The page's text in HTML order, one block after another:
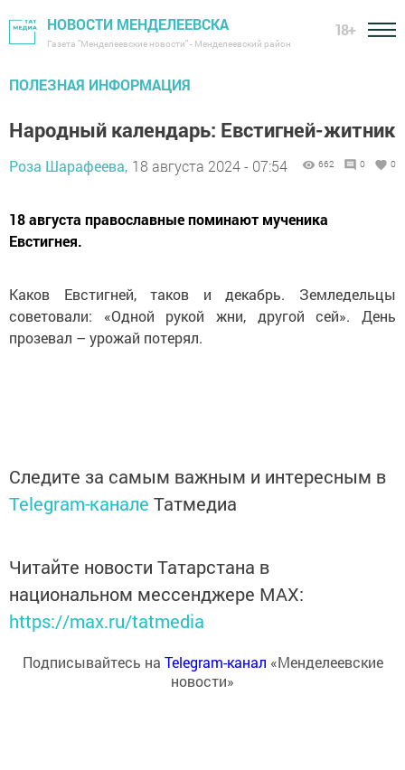
НОВОСТИ МЕНДЕЛЕЕВСКА
Газета "Менделеевские новости" - Менделеевский район
18+
ПОЛЕЗНАЯ ИНФОРМАЦИЯ
Народный календарь: Евстигней-житник
Роза Шарафеева, 18 августа 2024 - 07:54 662 0 0
18 августа православные поминают мученика
Евстигнея.
Каков Евстигней, таков и декабрь. Земледельцы
советовали: «Одной рукой жни, другой сей». День
прозевал – урожай потерял.
Следите за самым важным и интересным в
Telegram-канале Татмедиа
Читайте новости Татарстана в
национальном мессенджере MАХ:
https://max.ru/tatmedia
Подписывайтесь на Telegram-канал «Менделеевские
новости»